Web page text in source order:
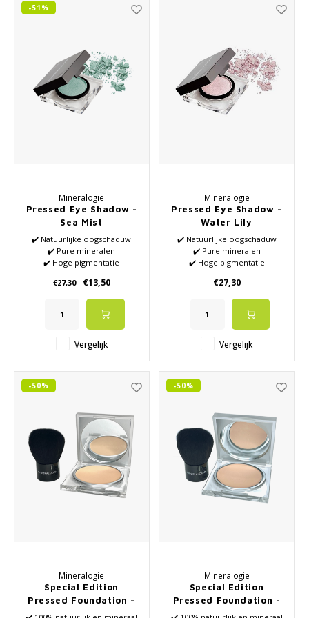
-51%
Mineralogie
Pressed Eye Shadow -
Sea Mist
✔️ Natuurlijke oogschaduw
✔️ Pure mineralen
✔️ Hoge pigmentatie
€27,30
€13,50
Vergelijk
Mineralogie
Pressed Eye Shadow -
Water Lily
✔️ Natuurlijke oogschaduw
✔️ Pure mineralen
✔️ Hoge pigmentatie
€27,30
Vergelijk
-50%
Mineralogie
Special Edition
Pressed Foundation -
Golden Beige
-50%
Mineralogie
Special Edition
Pressed Foundation -
Honey Beige